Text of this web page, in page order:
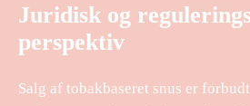
Juridisk og
perspektiv
Salg af tobakbaseret snus er